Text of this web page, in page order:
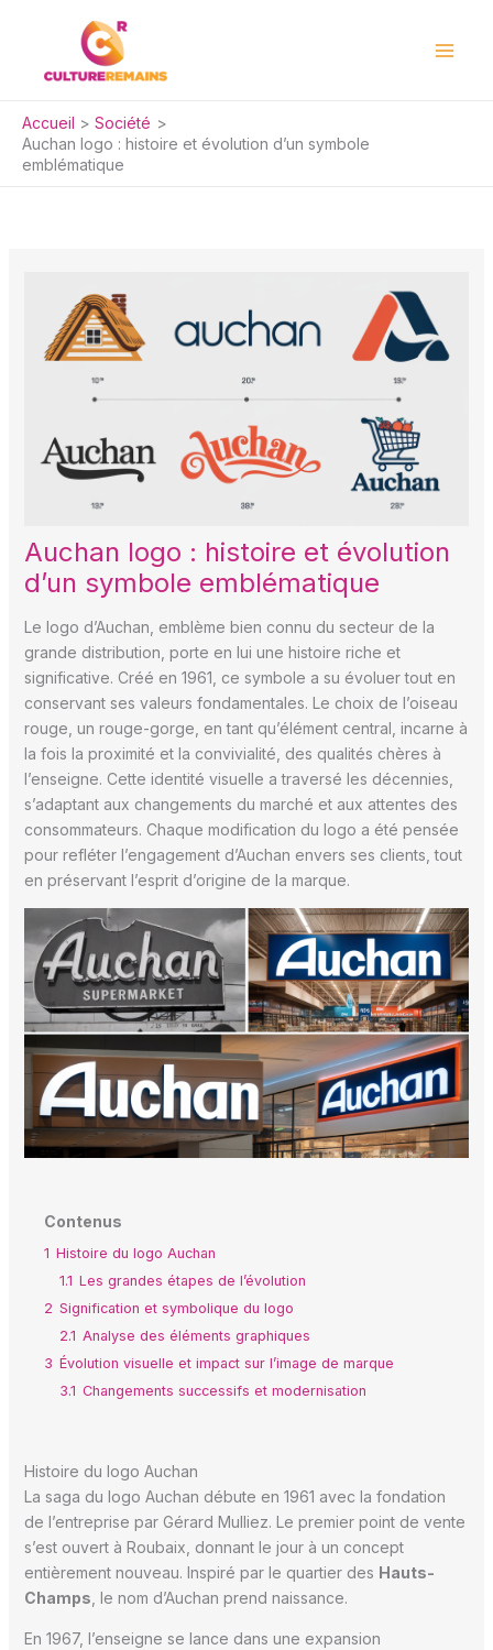
Accueil
Société
Auchan logo : histoire et évolution d’un symbole
emblématique
Auchan logo : histoire et évolution
d’un symbole emblématique
Le logo d’Auchan, emblème bien connu du secteur de la
grande distribution, porte en lui une histoire riche et
significative. Créé en 1961, ce symbole a su évoluer tout en
conservant ses valeurs fondamentales. Le choix de l’oiseau
rouge, un rouge-gorge, en tant qu’élément central, incarne à
la fois la proximité et la convivialité, des qualités chères à
l’enseigne. Cette identité visuelle a traversé les décennies,
s’adaptant aux changements du marché et aux attentes des
consommateurs. Chaque modification du logo a été pensée
pour refléter l’engagement d’Auchan envers ses clients, tout
en préservant l’esprit d’origine de la marque.
Contenus
1 Histoire du logo Auchan
1.1 Les grandes étapes de l’évolution
2 Signification et symbolique du logo
2.1 Analyse des éléments graphiques
3 Évolution visuelle et impact sur l’image de marque
3.1 Changements successifs et modernisation
Histoire du logo Auchan
La saga du logo Auchan débute en 1961 avec la fondation
de l’entreprise par Gérard Mulliez. Le premier point de vente
s’est ouvert à Roubaix, donnant le jour à un concept
entièrement nouveau. Inspiré par le quartier des Hauts-
Champs , le nom d’Auchan prend naissance.
En 1967, l’enseigne se lance dans une expansion